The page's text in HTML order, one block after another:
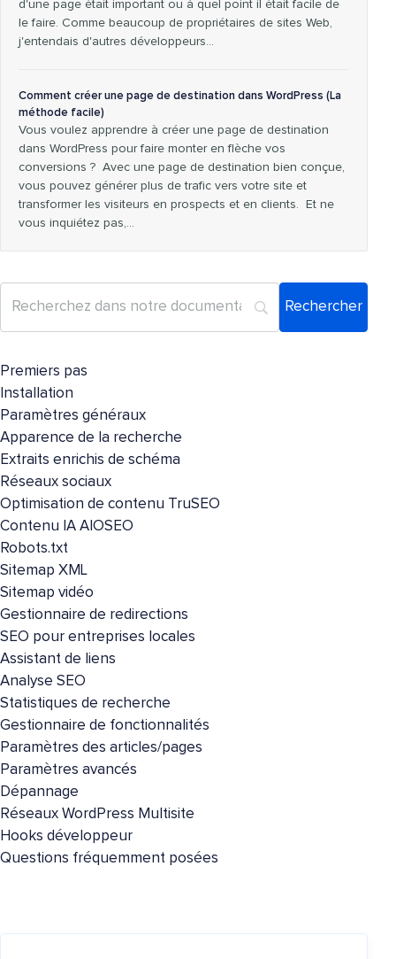
d'une page était important ou à quel point il était facile de
le faire. Comme beaucoup de propriétaires de sites Web,
j'entendais d'autres développeurs…
Comment créer une page de destination dans WordPress (La
méthode facile)
Vous voulez apprendre à créer une page de destination
dans WordPress pour faire monter en flèche vos
conversions ? Avec une page de destination bien conçue,
vous pouvez générer plus de trafic vers votre site et
transformer les visiteurs en prospects et en clients. Et ne
vous inquiétez pas,...
Premiers pas
Installation
Paramètres généraux
Apparence de la recherche
Extraits enrichis de schéma
Réseaux sociaux
Optimisation de contenu TruSEO
Contenu IA AIOSEO
Robots.txt
Sitemap XML
Sitemap vidéo
Gestionnaire de redirections
SEO pour entreprises locales
Assistant de liens
Analyse SEO
Statistiques de recherche
Gestionnaire de fonctionnalités
Paramètres des articles/pages
Paramètres avancés
Dépannage
Réseaux WordPress Multisite
Hooks développeur
Questions fréquemment posées